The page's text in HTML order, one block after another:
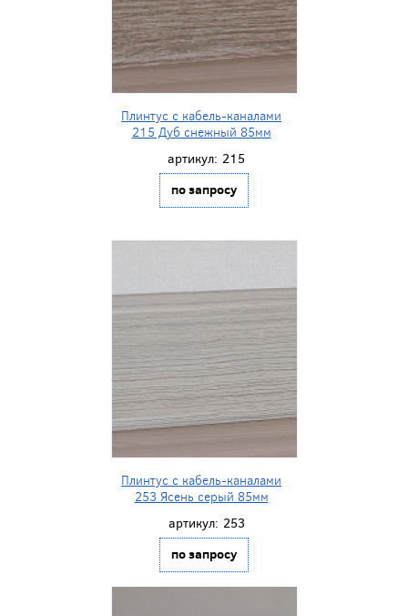
Плинтус с кабель-каналами
215 Дуб снежный 85мм
артикул: 215
по запросу
Плинтус с кабель-каналами
253 Ясень серый 85мм
артикул: 253
по запросу